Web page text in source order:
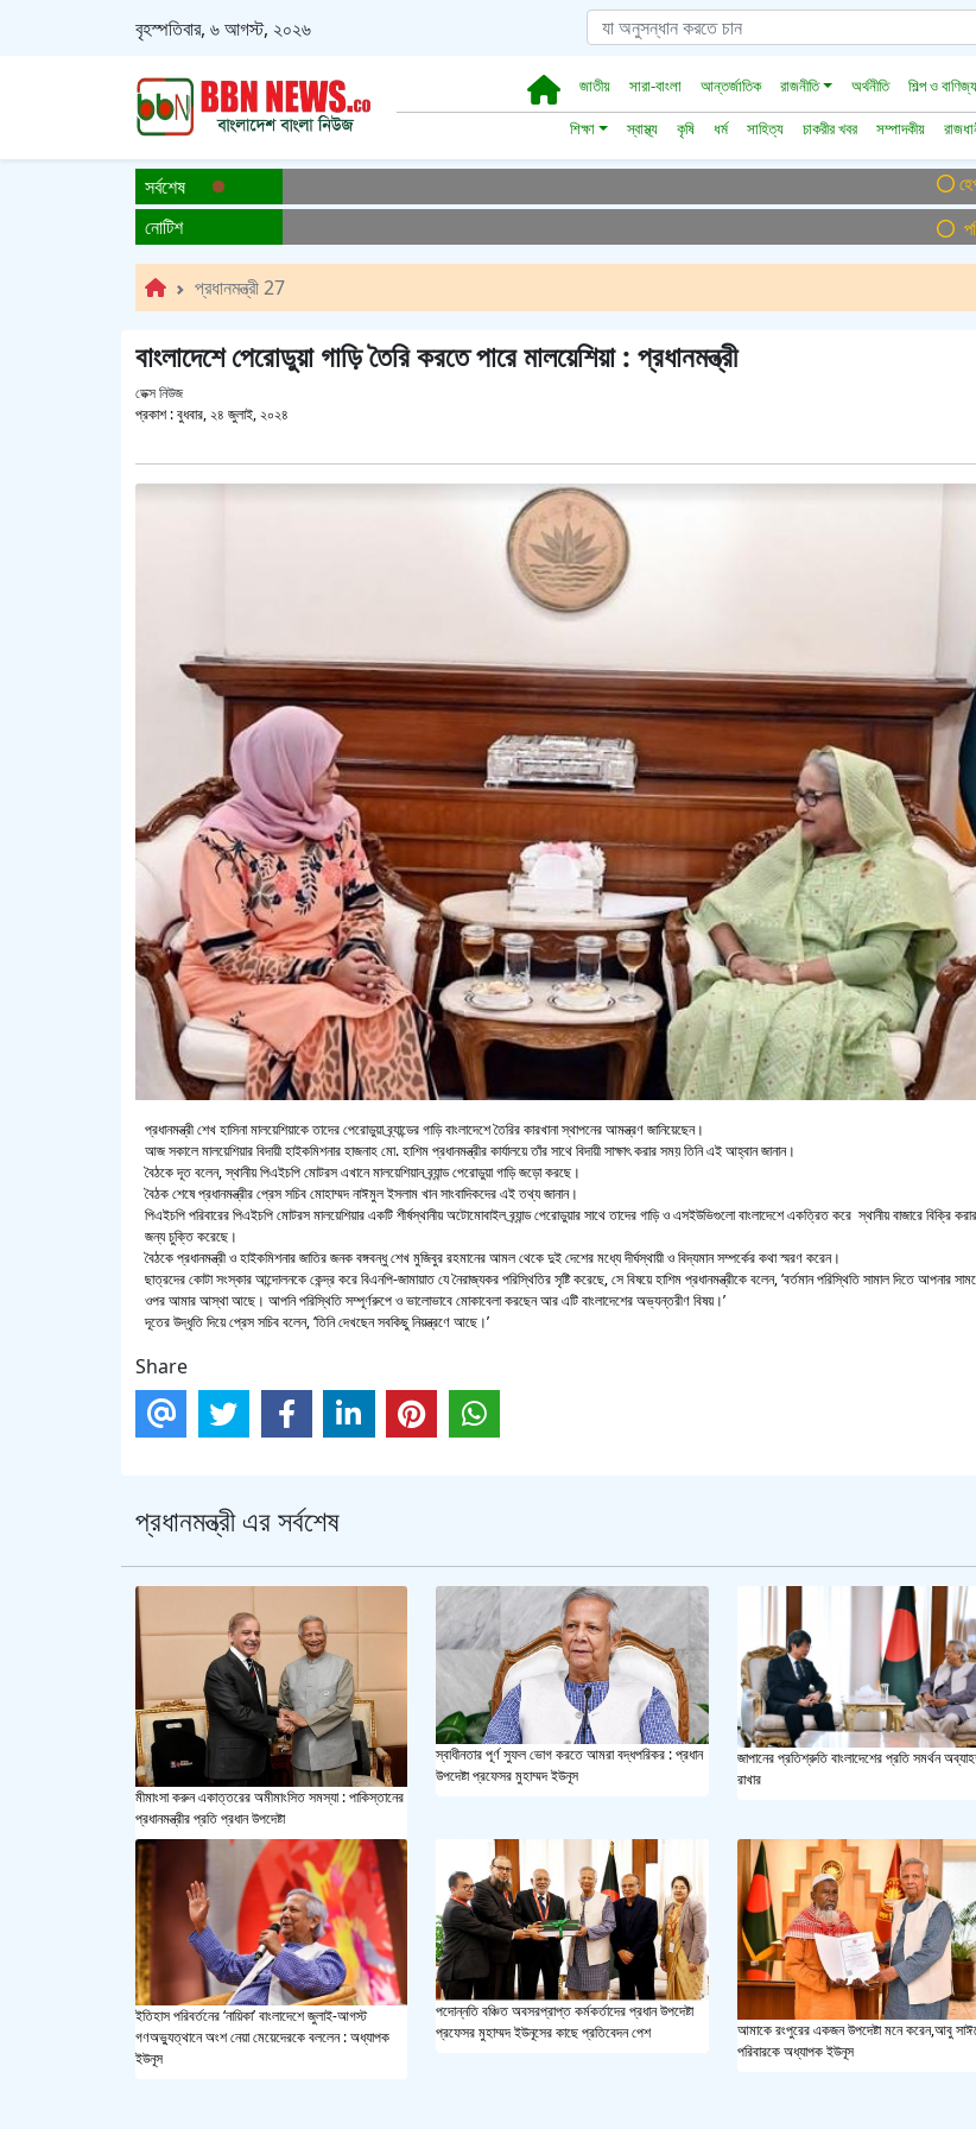
বৃহস্পতিবার, ৬ আগস্ট, ২০২৬
জাতীয় সারা-বাংলা আন্তর্জাতিক রাজনীতি অর্থনীতি শিল্প ও বাণিজ্য
শিক্ষা
স্বাস্থ্য কৃষি ধর্ম সাহিত্য চাকরীর খবর সম্পাদকীয়
সর্বশেষ
নোটিশ
প্রধানমন্ত্রী 27
বাংলাদেশে পেরোডুয়া গাড়ি তৈরি করতে পারে মালয়েশিয়া : প্রধানমন্ত্রী
ডেক্স নিউজ
প্রকাশ :বুধবার, ২৪ জুলাই, ২০২৪
প্রধানমন্ত্রী শেখ হাসিনা মালয়েশিয়াকে তাদের পেরোডুয়া ব্র্যান্ডের গাড়ি বাংলাদেশে তৈরির কারখানা স্থাপনের আমন্ত্রণ জানিয়েছেন।
আজ সকালে মালয়েশিয়ার বিদায়ী হাইকমিশনার হাজনাহ মো. হাশিম প্রধানমন্ত্রীর কার্যালয়ে তাঁর সাথে বিদায়ী সাক্ষাৎ করার সময় তিনি এই আহ্বান জানান।
বৈঠকে দূত বলেন, স্থানীয় পিএইচপি মোটরস এখানে মালয়েশিয়ান ব্র্যান্ড পেরোডুয়া গাড়ি জড়ো করছে।
বৈঠক শেষে প্রধানমন্ত্রীর প্রেস সচিব মোহাম্মদ নাঈমুল ইসলাম খান সাংবাদিকদের এই তথ্য জানান।
পিএইচপি পরিবারের পিএইচপি মোটরস মালয়েশিয়ার একটি শীর্ষস্থানীয় অটোমোবাইল ব্র্যান্ড পেরোডুয়ার সাথে তাদের গাড়ি ও এসইউভিগুলো বাংলাদেশে একত্রিত করে স্থানীয় বাজারে বিক্রি করার
জন্য চুক্তি করেছে।
বৈঠকে প্রধানমন্ত্রী ও হাইকমিশনার জাতির জনক বঙ্গবন্ধু শেখ মুজিবুর রহমানের আমল থেকে দুই দেশের মধ্যে দীর্ঘস্থায়ী ও বিদ্যমান সম্পর্কের কথা স্মরণ করেন।
ছাত্রদের কোটা সংস্কার আন্দোলনকে কেন্দ্র করে বিএনপি-জামায়াত যে নৈরাজ্যকর পরিস্থিতির সৃষ্টি করেছে, সে বিষয়ে হাশিম প্রধানমন্ত্রীকে বলেন, ‘বর্তমান পরিস্থিতি সামাল দিতে আপনার
ওপর আমার আস্থা আছে। আপনি পরিস্থিতি সম্পূর্ণরুপে ও ভালোভাবে মোকাবেলা করছেন আর এটি বাংলাদেশের অভ্যন্তরীণ বিষয়।’
দূতের উদ্ধৃতি দিয়ে প্রেস সচিব বলেন, ‘তিনি দেখছেন সবকিছু নিয়ন্ত্রণে আছে।’
Share
প্রধানমন্ত্রী এর সর্বশেষ
মীমাংসা করুন একাত্তরের অমীমাংসিত সমস্যা : পাকিস্তানের
প্রধানমন্ত্রীর প্রতি প্রধান উপদেষ্টা
স্বাধীনতার পূর্ণ সুফল ভোগ করতে আমরা বদ্ধপরিকর : প্রধান
উপদেষ্টা প্রফেসর মুহাম্মদ ইউনূস
জাপানের প্রতিশ্রুতি বাংলাদেশের প্রতি সমর্থন
রাখার
ইতিহাস পরিবর্তনের ‘নায়িকা’ বাংলাদেশে জুলাই-আগস্ট
গণঅভ্যুত্থানে অংশ নেয়া মেয়েদেরকে বললেন : অধ্যাপক
ইউনূস
পদোন্নতি বঞ্চিত অবসরপ্রাপ্ত কর্মকর্তাদের প্রধান উপদেষ্টা
প্রফেসর মুহাম্মদ ইউনূসের কাছে প্রতিবেদন পেশ
আমাকে রংপুরের একজন উপদেষ্টা মনে করেন,আবু
পরিবারকে অধ্যাপক ইউনূস